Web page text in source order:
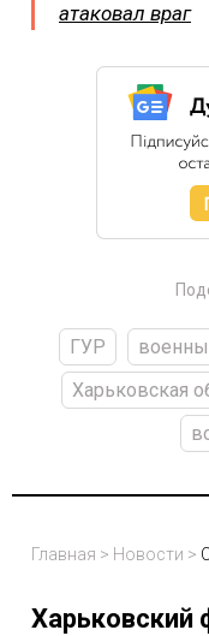
атаковал враг
ГУР
Харьковская
Главная > Новости >
Харьковский